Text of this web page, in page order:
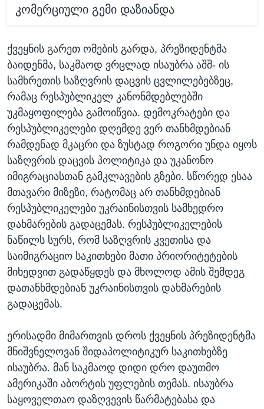
კომერციული გემი დაზიანდა
ქვეყნის გარეთ ომების გარდა, პრეზიდენტმა
ბაიდენმა, საკმაოდ ვრცლად ისაუბრა აშშ- ის
სამხრეთის საზღვრის დაცვის ცვლილებებზეც,
რამაც რესპუბლიკელ კანონმდებლებში
უკმაყოფილება გამოიწვია. დემოკრატები და
რესპუბლიკელები დღემდე ვერ თანხმდებიან
რამდენად მკაცრი და ზუსტად როგორი უნდა იყოს
საზღვრის დაცვის პოლიტიკა და უკანონო
იმიგრაციასთან გამკლავების გზები. სწორედ ესაა
მთავარი მიზეზი, რატომაც არ თანხმდებიან
რესპუბლიკელები უკრაინისთვის სამხედრო
დახმარების გადაცემას. რესპუბლიკელების
ნაწილს სურს, რომ საზღვრის კვეთისა და
საიმიგრაციო საკითხები მათი პრიორიტეტების
მიხედვით გადაწყდეს და მხოლოდ ამის შემდეგ
დათანხმდებიან უკრაინისთვის დახმარების
გადაცემას.
ერისადმი მიმართვის დროს ქვეყნის პრეზიდენტმა
მნიშვნელოვან შიდაპოლიტიკურ საკითხებზე
ისაუბრა. მან საკმაოდ დიდი დრო დაუთმო
ამერიკაში აბორტის უფლების თემას. ისაუბრა
საყოველთაო დაზღვევის წარმატებასა და